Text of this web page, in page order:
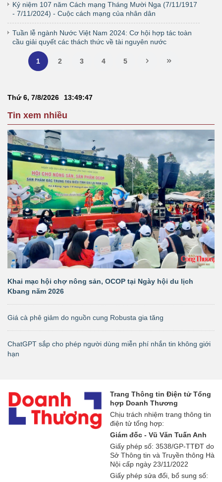
Kỷ niệm 107 năm Cách mạng Tháng Mười Nga (7/11/1917
- 7/11/2024) - Cuộc cách mạng của nhân dân
Tuần lễ ngành Nước Việt Nam 2024: Cơ hội hợp tác toàn
cầu giải quyết các thách thức về tài nguyên nước
1 2 3 4 5
Thứ 6, 7/8/2026 13:49:49
Tin xem nhiều
Khai mạc hội chợ nông sản, OCOP tại Ngày hội du lịch
Kbang năm 2026
Giá cà phê giảm do nguồn cung Robusta gia tăng
ChatGPT sắp cho phép người dùng miễn phí nhắn tin không giới
hạn
Trang Thông tin Điện tử Tổng
hợp Doanh Thương
Chịu trách nhiệm trang thông tin
điện tử tổng hợp:
Giám đốc - Vũ Văn Tuấn Anh
Giấy phép số: 3538/GP-TTĐT do
Sở Thông tin và Truyền thông Hà
Nội cấp ngày 23/11/2022
Giấy phép sửa đổi, bổ sung số: